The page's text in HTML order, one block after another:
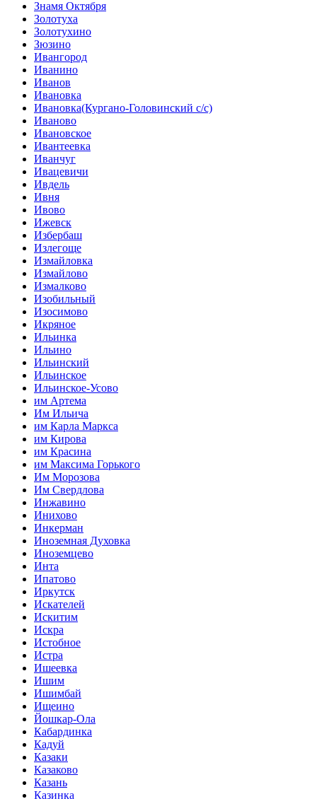
Знамя Октября
Золотуха
Золотухино
Зюзино
Ивангород
Иванино
Иванов
Ивановка
Ивановка(Кургано-Головинский с/с)
Иваново
Ивановское
Ивантеевка
Иванчуг
Ивацевичи
Ивдель
Ивня
Ивово
Ижевск
Избербаш
Излегоще
Измайловка
Измайлово
Измалково
Изобильный
Изосимово
Икряное
Ильинка
Ильино
Ильинский
Ильинское
Ильинское-Усово
им Артема
Им Ильича
им Карла Маркса
им Кирова
им Красина
им Максима Горького
Им Морозова
Им Свердлова
Инжавино
Инихово
Инкерман
Иноземная Духовка
Иноземцево
Инта
Ипатово
Иркутск
Искателей
Искитим
Искра
Истобное
Истра
Ишеевка
Ишим
Ишимбай
Ищеино
Йошкар-Ола
Кабардинка
Кадуй
Казаки
Казаково
Казань
Казинка